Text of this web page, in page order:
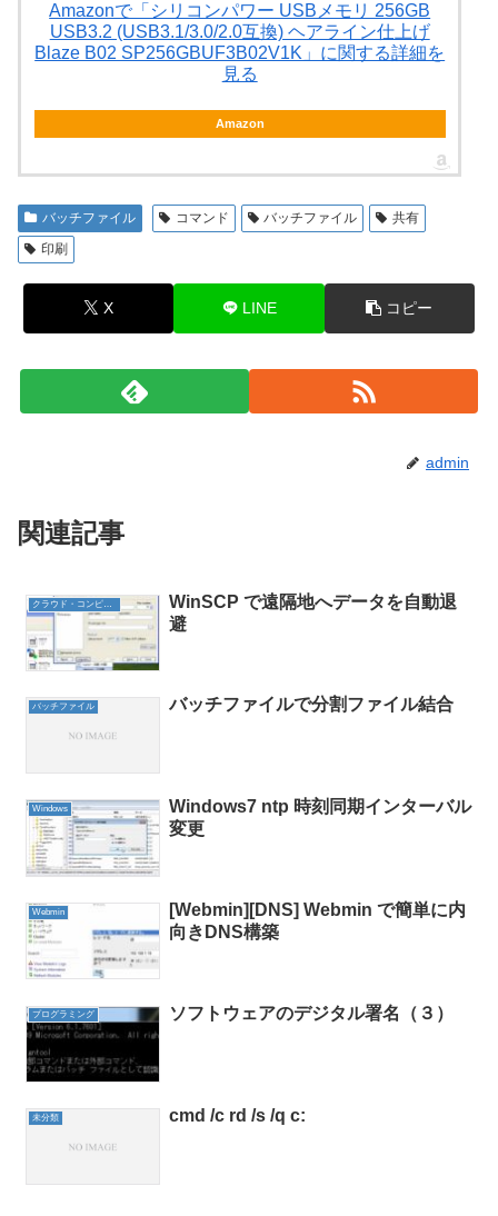
Amazonで「シリコンパワー USBメモリ 256GB
USB3.2 (USB3.1/3.0/2.0互換) ヘアライン仕上げ
Blaze B02 SP256GBUF3B02V1K」に関する詳細を
見る
Amazon
バッチファイル コマンド バッチファイル
共有
印刷
X LINE コピー
admin
関連記事
クラウド・コンピューティング
WinSCP で遠隔地へデータを自動退
避
バッチファイル バッチファイルで分割ファイル結合
Windows
Windows7 ntp 時刻同期インターバル
変更
Webmin
[Webmin][DNS] Webmin で簡単に内
向きDNS構築
プログラミング ソフトウェアのデジタル署名（３）
未分類 cmd /c rd /s /q c: